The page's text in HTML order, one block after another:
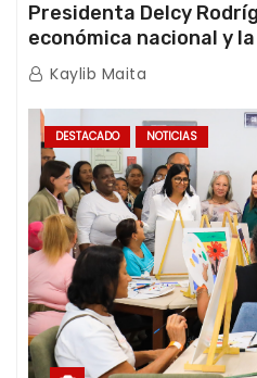
Presidenta Delcy
económica nacional y
de emergencia post-
Kaylib Maita
DESTACADO NOTICIAS